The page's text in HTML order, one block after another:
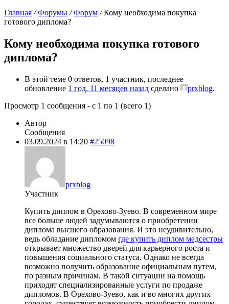
Главная / Форумы / Форум / Кому необходима покупка
готового диплома?
Кому необходима покупка готового
диплома?
В этой теме 0 ответов, 1 участник, последнее
обновление 1 год, 11 месяцев назад сделано prxblog.
Просмотр 1 сообщения - с 1 по 1 (всего 1)
Автор
Сообщения
03.09.2024 в 14:20 #25098
prxblog
Участник
Купить диплом в Орехово-Зуево. В современном мире
все больше людей задумываются о приобретении
диплома высшего образования. И это неудивительно,
ведь обладание дипломом где купить диплом медсестры
открывает множество дверей для карьерного роста и
повышения социального статуса. Однако не всегда
возможно получить образование официальным путем,
по разным причинам. В такой ситуации на помощь
приходят специализированные услуги по продаже
дипломов. В Орехово-Зуево, как и во многих других